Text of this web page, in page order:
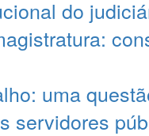
do
uma
servidores